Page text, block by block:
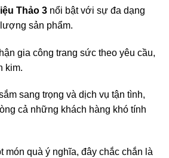
Thảo 3 nổi bật với sự đa dạng
sản phẩm.
gia công trang sức theo yêu cầu,
kim.
sang trọng và dịch vụ tận tình,
cả những khách hàng khó tính
món quà ý nghĩa, đây chắc chắn là